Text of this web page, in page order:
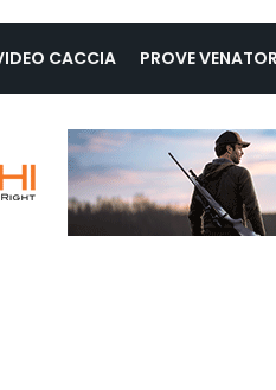
CACCIA PROVE